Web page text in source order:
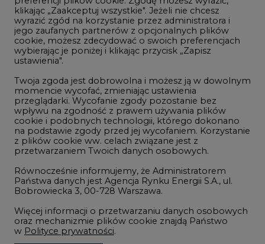
Handel emisjami CO2
Wodór
Górnictwo
Atom
Fotowoltaika
Offshore wind
Zielone samorządy
Zielona gospodarka
klikając „Zaakceptuj wszystkie". Jeżeli nie chcesz
wyrazić zgód na korzystanie przez administratora i
jego zaufanych partnerów z opcjonalnych plików
cookie, możesz zdecydować o swoich preferencjach
wybierając je poniżej i klikając przycisk „Zapisz
ustawienia".
Twoja zgoda jest dobrowolna i możesz ją w dowolnym
momencie wycofać, zmieniając ustawienia
przeglądarki. Wycofanie zgody pozostanie bez
wpływu na zgodność z prawem używania plików
cookie i podobnych technologii, którego dokonano
na podstawie zgody przed jej wycofaniem. Korzystanie
z plików cookie ww. celach związane jest z
przetwarzaniem Twoich danych osobowych.
Równocześnie informujemy, że Administratorem
Państwa danych jest Agencja Rynku Energii S.A., ul.
Bobrowiecka 3, 00-728 Warszawa.
Więcej informacji o przetwarzaniu danych osobowych
oraz mechanizmie plików cookie znajdą Państwo
w Polityce prywatności.